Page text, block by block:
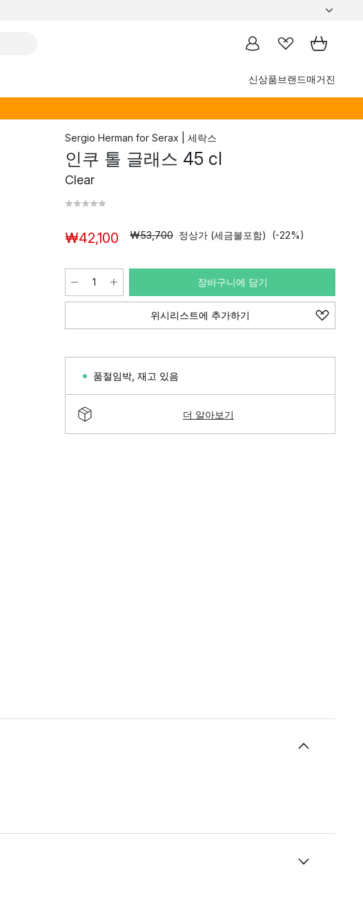
신상품브랜드매거진
Sergio Herman for Serax | 세락스
인쿠 톨 글래스 45 cl
Clear
₩42,100 ₩53,700 정상가 (세금불포함) (-22%)
장바구니에 담기
위시리스트에 추가하기
품절임박 재고 있음
더 알아보기